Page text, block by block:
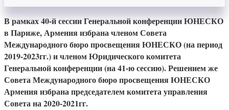
В рамках 40-й сессии Генеральной конференции ЮНЕСКО
в Париже, Армения избрана членом Совета
Международного бюро просвещения ЮНЕСКО (на период
2019-2023гг.) и членом Юридического комитета
Генеральной конференции (на 41-ю сессию). Решением же
Совета Международного бюро просвещения ЮНЕСКО
Армения избрана председателем комитета управления
Совета на 2020-2021гг.